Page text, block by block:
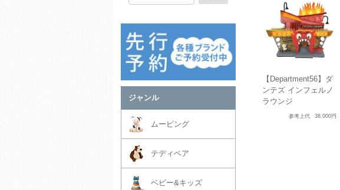
【Department56】ダ
ンテズ インフェルノ
ラウンジ
参考上代 38,000円
ジャンル
ムービング
テディベア
ベビー&キッズ